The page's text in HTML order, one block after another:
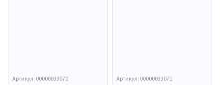
Артикул: 00000033070 Артикул: 00000033071